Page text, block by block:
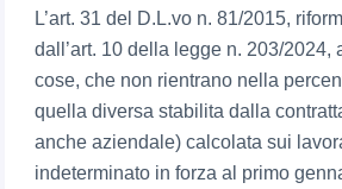
L’art. 31 del D.L.vo n. 81/2015,
dall’art. 10 della legge n. 203/2024,
cose, che non rientrano nella
quella diversa stabilita dalla
anche aziendale) calcolata sui
indeterminato in forza al primo